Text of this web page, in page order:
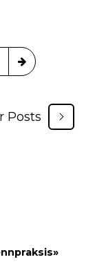
Posts